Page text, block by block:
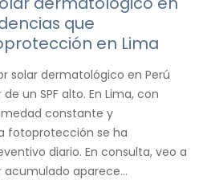
que
en Lima
solar dermatológico en Perú
un SPF alto. En Lima, con
constante y
fotoprotección se ha
diario. En consulta, veo a
acumulado aparece…